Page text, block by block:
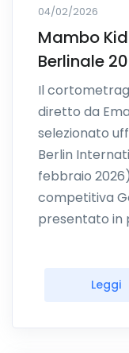
04/02/2026
Mambo
Berlinale
Il
diretto da
selezionato
Berlin
febbraio
competitiva
presentato in
Leggi